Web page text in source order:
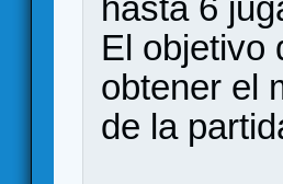
hasta 6
El objetivo
obtener el
de la